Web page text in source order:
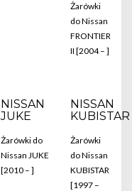
Żarówki
do Nissan
FRONTIER
II [2004 – ]
NISSAN
JUKE
Żarówki do
Nissan JUKE
[2010 – ]
NISSAN
KUBISTAR
Żarówki
do Nissan
KUBISTAR
[1997 –